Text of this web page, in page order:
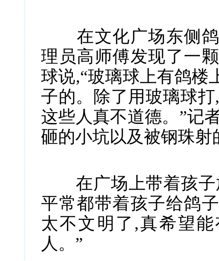
在文化广场东侧鸽
理员高师傅发现了一
球说,“玻璃球上有鸽楼
子的。除了用玻璃球
这些人真不道德。”记
砸的小坑以及被钢珠射
在广场上带着孩子
平常都带着孩子给鸽
太不文明了,真希望
人。”